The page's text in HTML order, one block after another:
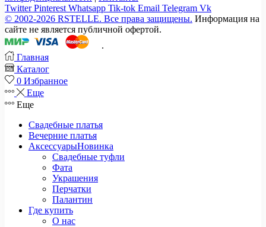
Twitter Pinterest Whatsapp Tik-tok Email Telegram Vk
© 2002-2026 RSTELLE. Все права защищены. Информация на
сайте не является публичной офертой.
.
Главная
Каталог
0 Избранное
Еще
Еще
Свадебные платья
Вечерние платья
АксессуарыНовинка
Свадебные туфли
Фата
Украшения
Перчатки
Палантин
Где купить
О нас